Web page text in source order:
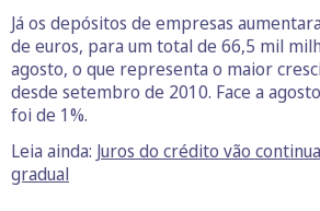
Já os depósitos de empresas
de euros, para um total de 66,5 mil
agosto, o que representa o maior
desde setembro de 2010. Face a
foi de 1%.
Leia ainda: Juros do crédito vão
gradual